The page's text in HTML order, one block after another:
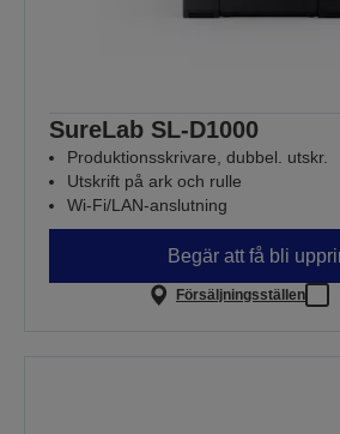
SureLab SL-D1000
Produktionsskrivare, dubbel. utskr.
Utskrift på ark och rulle
Wi-Fi/LAN-anslutning
Begär att få bli
Försäljningsställen